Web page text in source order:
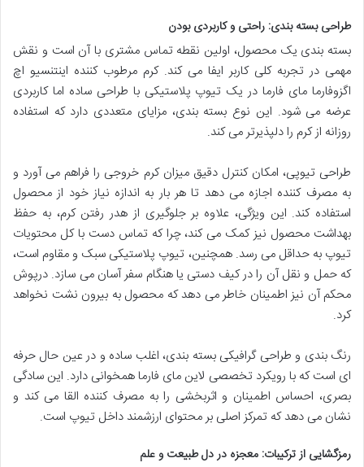
طراحی بسته بندی: راحتی و کاربردی بودن
بسته بندی یک محصول، اولین نقطه تماس مشتری با آن است و نقش
مهمی در تجربه کلی کاربر ایفا می کند. کرم مرطوب کننده اینتنسیو اچ
اگزوفارما مای فارما در یک تیوپ پلاستیکی با طراحی ساده اما کاربردی
عرضه می شود. این نوع بسته بندی، مزایای متعددی دارد که استفاده
روزانه از کرم را دلپذیرتر می کند.
طراحی تیوپی، امکان کنترل دقیق میزان کرم خروجی را فراهم می آورد و
به مصرف کننده اجازه می دهد تا هر بار به اندازه نیاز خود از محصول
استفاده کند. این ویژگی، علاوه بر جلوگیری از هدر رفتن کرم، به حفظ
بهداشت محصول نیز کمک می کند، چرا که تماس دست با کل محتویات
تیوپ به حداقل می رسد. همچنین، تیوپ پلاستیکی سبک و مقاوم است،
که حمل و نقل آن را در کیف دستی یا هنگام سفر آسان می سازد. درپوش
محکم آن نیز اطمینان خاطر می دهد که محصول به بیرون نشت نخواهد
کرد.
رنگ بندی و طراحی گرافیکی بسته بندی، اغلب ساده و در عین حال حرفه
ای است که با رویکرد تخصصی لاین مای فارما همخوانی دارد. این سادگی
بصری، احساس اطمینان و اثربخشی را به مصرف کننده القا می کند و
نشان می دهد که تمرکز اصلی بر محتوای ارزشمند داخل تیوپ است.
رمزگشایی از ترکیبات: معجزه در دل طبیعت و علم